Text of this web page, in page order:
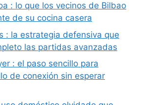
: lo que los vecinos de Bilbao
de su cocina casera
: la estrategia defensiva que
las partidas avanzadas
: el paso sencillo para
de conexión sin esperar